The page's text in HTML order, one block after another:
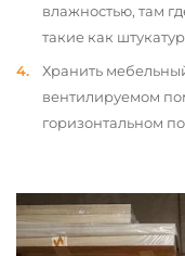
влажностью, там
такие как
Хранить
вентилируемом
горизонтальном